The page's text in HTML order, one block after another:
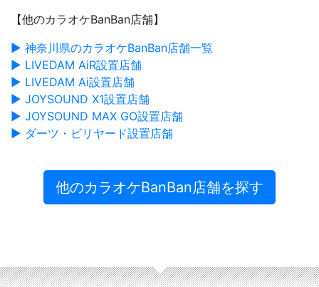
【他のカラオケBanBan店舗】
▶ 神奈川県のカラオケBanBan店舗一覧
▶ LIVEDAM AiR設置店舗
▶ LIVEDAM Ai設置店舗
▶ JOYSOUND X1設置店舗
▶ JOYSOUND MAX GO設置店舗
▶ ダーツ・ビリヤード設置店舗
他のカラオケBanBan店舗を探す